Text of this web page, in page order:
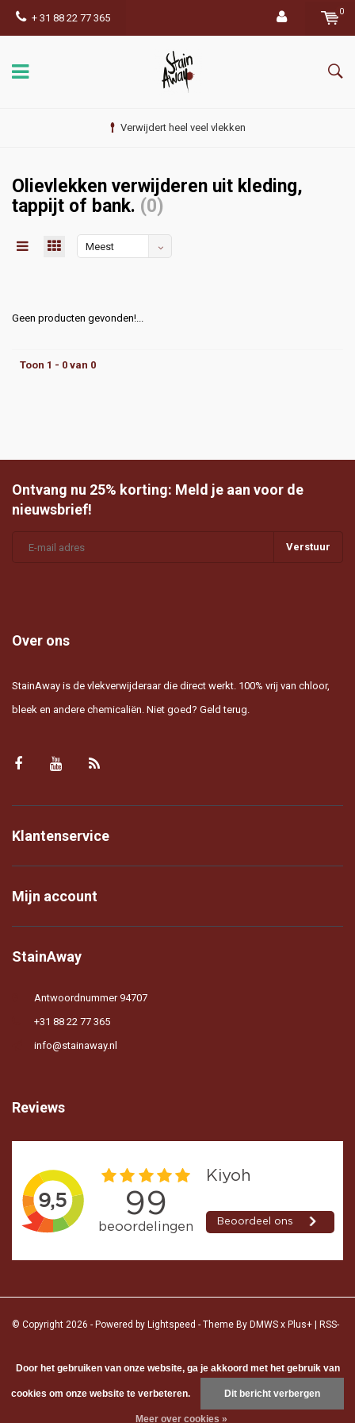
+ 31 88 22 77 365
0
Verwijdert heel veel vlekken
Olievlekken verwijderen uit kleding,
tappijt of bank. (0)
Meest
Geen producten gevonden!...
Toon 1 - 0 van 0
Ontvang nu 25% korting: Meld je aan voor de
nieuwsbrief!
Verstuur
Over ons
StainAway is de vlekverwijderaar die direct werkt. 100% vrij van chloor,
bleek en andere chemicaliën. Niet goed? Geld terug.
Klantenservice
Mijn account
StainAway
Antwoordnummer 94707
+31 88 22 77 365
info@stainaway.nl
Reviews
© Copyright 2026 - Powered by Lightspeed - Theme By DMWS x Plus+ RSS-
beoordelingen opKiyoh, Google
Door het gebruiken van onze website, ga je akkoord met het gebruik van
cookies om onze website te verbeteren. Dit bericht verbergen
Meer over cookies »